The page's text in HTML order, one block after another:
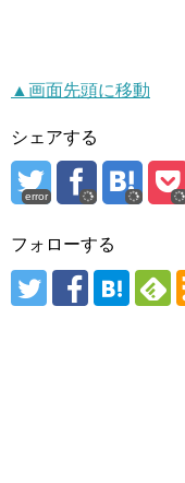
▲画面先頭に移動
シェアする
error
フォローする